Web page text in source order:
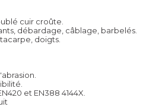
cuir croûte.
débardage, câblage, barbelés.
doigts.
et EN388 4144X.